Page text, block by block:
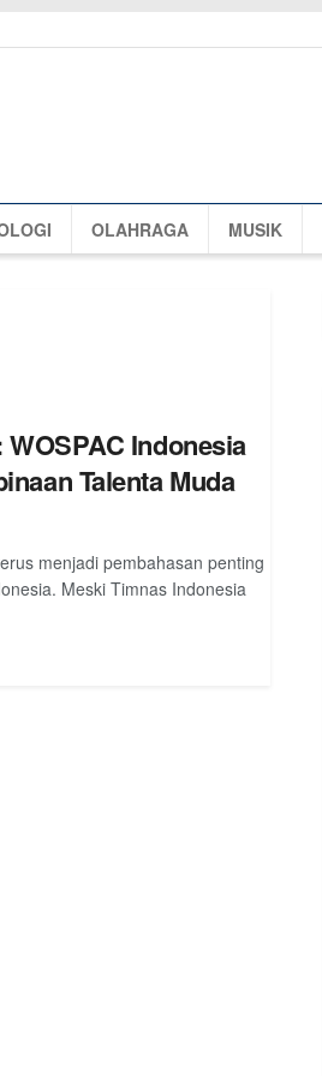
OLAHRAGA MUSIK
Indonesia
Talenta Muda
menjadi pembahasan penting
Meski Timnas Indonesia